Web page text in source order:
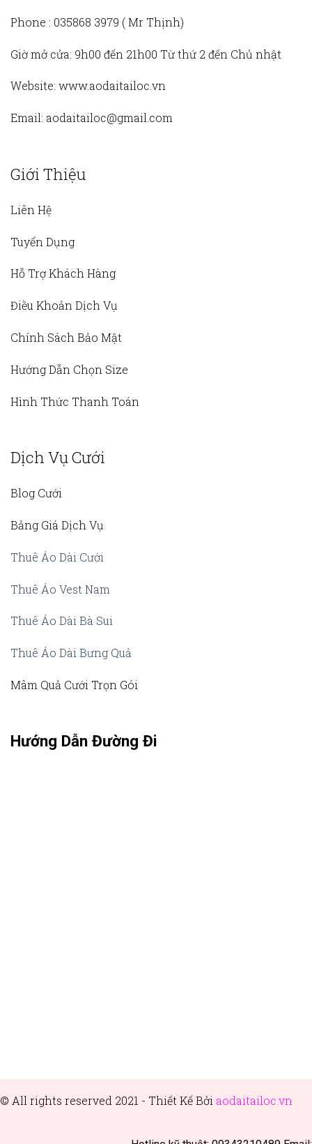
Phone : 035868 3979 (Mr Thịnh)
Giờ mở cửa: 9h00 đến 21h00 Từ thứ 2 đến Chủ nhật
Website: www.aodaitailoc.vn
Email: aodaitailoc@gmail.com
Giới Thiệu
Liên Hệ
Tuyển Dụng
Hỗ Trợ Khách Hàng
Điều Khoản Dịch Vụ
Chính Sách Bảo Mật
Hướng Dẫn Chọn Size
Hình Thức Thanh Toán
Dịch Vụ Cưới
Blog Cưới
Bảng Giá Dịch Vụ
Thuê Áo Dài Cưới
Thuê Áo Vest Nam
Thuê Áo Dài Bà Sui
Thuê Áo Dài Bưng Quả
Mâm Quả Cưới Trọn Gói
Hướng Dẫn Đường Đi
© All rights reserved 2021 - Thiết Kế Bởi aodaitailoc.vn